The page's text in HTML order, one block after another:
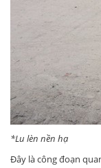
*Lu lèn nền hạ
Đây là công đoạn